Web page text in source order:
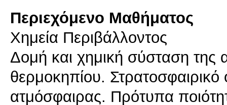
Περιεχόμενο Μαθήματος
Χημεία Περιβάλλοντος
Δομή και χημική σύσταση της
θερμοκηπίου.
ατμόσφαιρας. Πρότυπα